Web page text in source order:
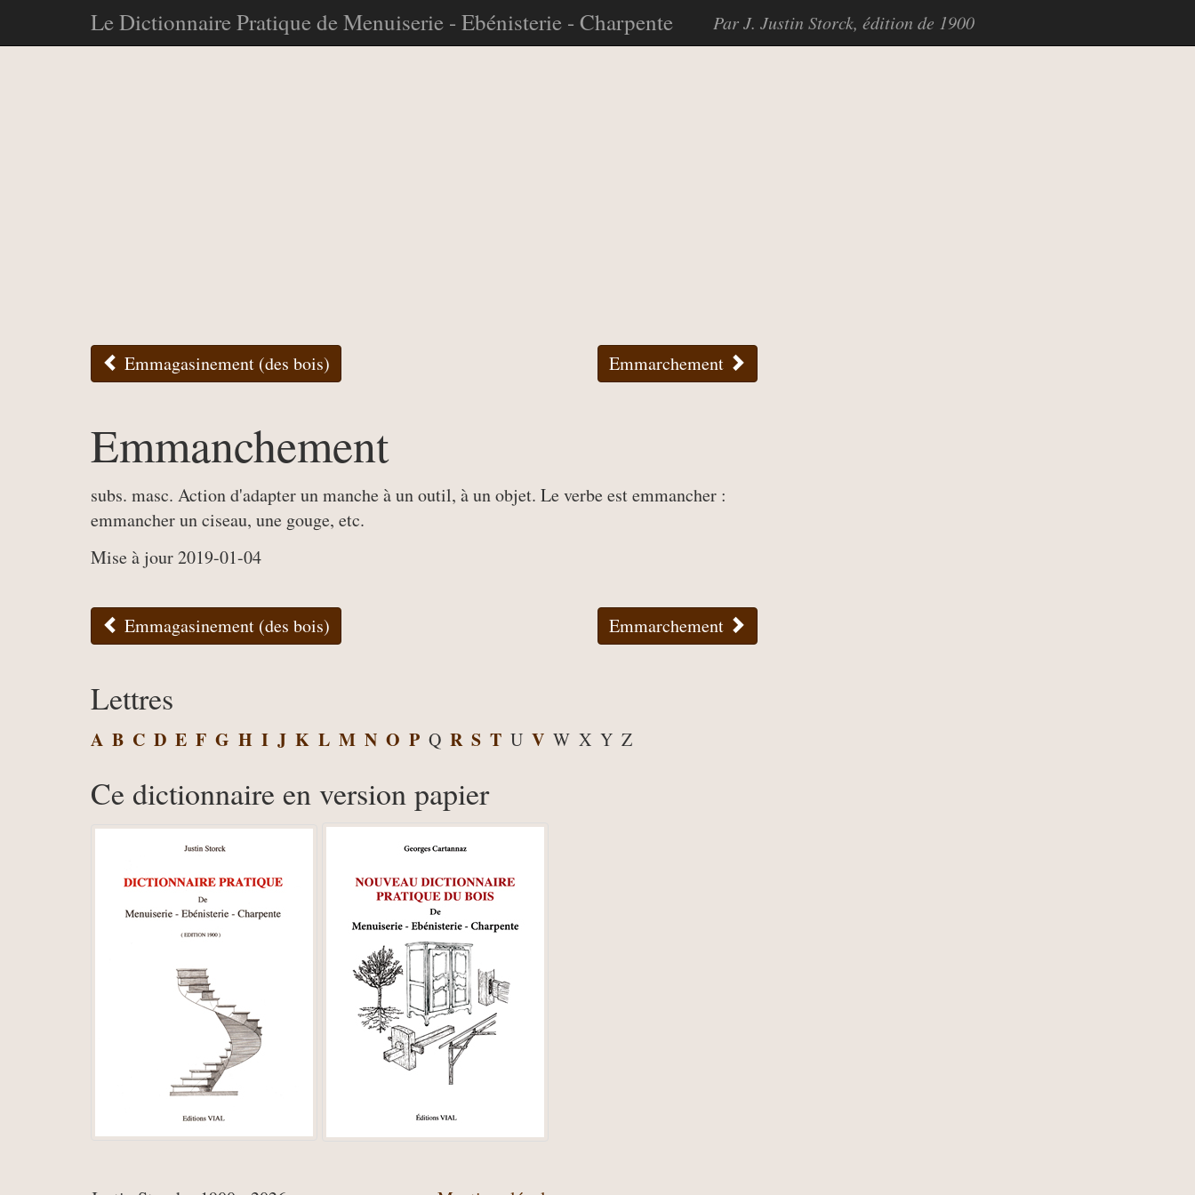
Le Dictionnaire Pratique de Menuiserie - Ebénisterie - Charpente Par J. Justin Storck, édition de 1900
Emmagasinement (des bois) Emmarchement
Emmanchement
subs. masc. Action d'adapter un manche à un outil, à un objet. Le verbe est emmancher :
emmancher un ciseau, une gouge, etc.
Mise à jour 2019-01-04
Emmagasinement (des bois) Emmarchement
Lettres
A B C D E F G H I J K L M N O P Q R S T U V W X Y Z
Ce dictionnaire en version papier